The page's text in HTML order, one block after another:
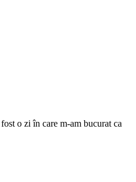
o zi în care m-am bucurat ca